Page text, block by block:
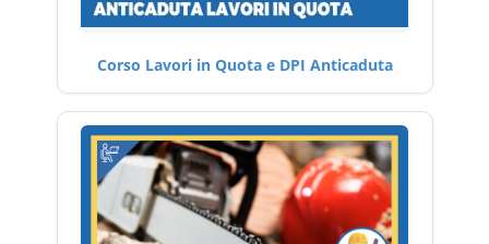
Corso Lavori in Quota e DPI Anticaduta